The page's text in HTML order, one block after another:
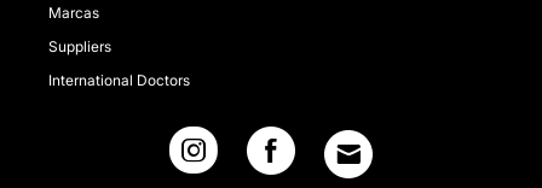
Marcas
Suppliers
International Doctors